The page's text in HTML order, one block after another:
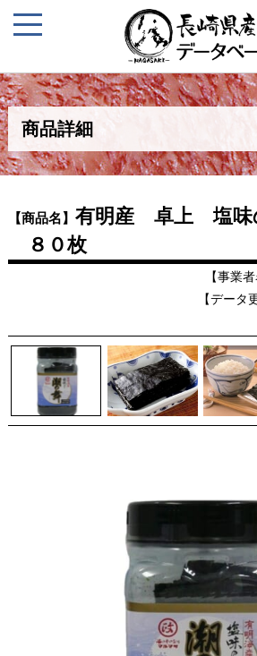
商品詳細
【商品名】 有明産 卓上 塩
８０枚
【事業
【データ